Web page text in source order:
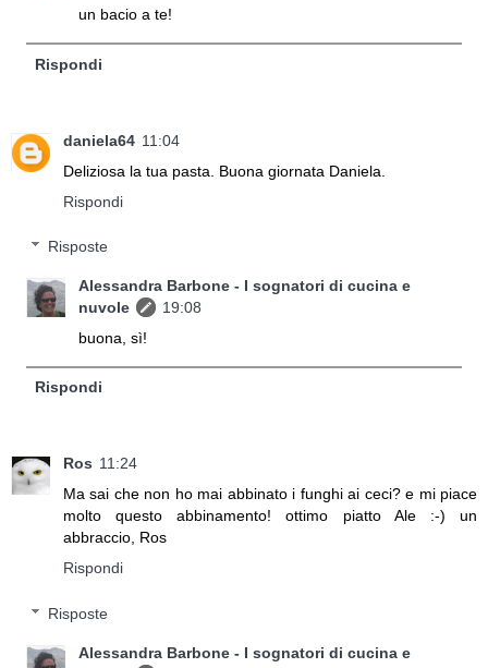
un bacio a te!
Rispondi
daniela64 11:04
Deliziosa la tua pasta. Buona giornata Daniela.
Rispondi
Risposte
Alessandra Barbone - I sognatori di cucina e
nuvole
19:08
buona, sì!
Rispondi
Ros 11:24
Ma sai che non ho mai abbinato i funghi ai ceci? e mi piace
molto questo abbinamento! ottimo piatto Ale :-) un
abbraccio, Ros
Rispondi
Risposte
Alessandra Barbone - I sognatori di cucina e